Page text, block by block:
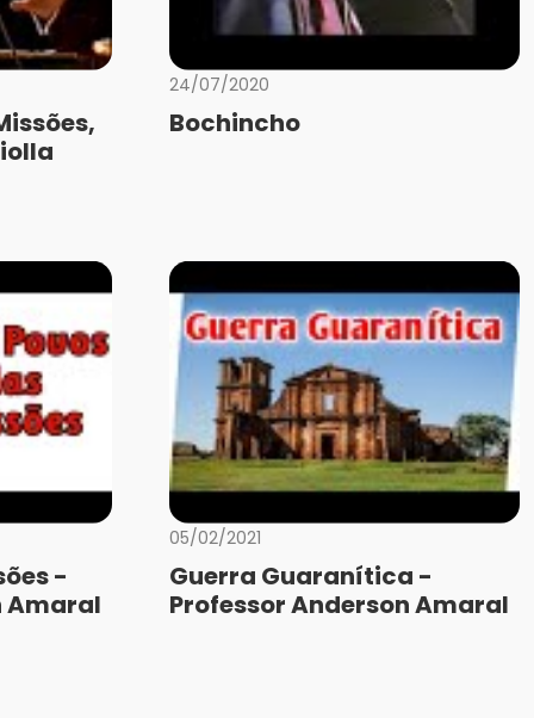
24/07/2020
Bochincho
-
Amaral
05/02/2021
Guerra Guaranítica -
Professor Anderson Amaral